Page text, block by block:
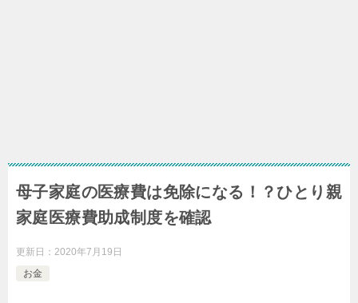
母子家庭の医療費は免除になる！？ひとり親
家庭医療費助成制度を確認
更新日： 2020年7月19日
お金